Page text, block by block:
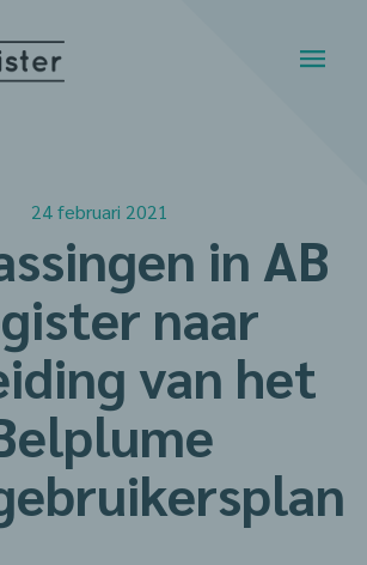
24 februari 2021
in AB
naar
van het